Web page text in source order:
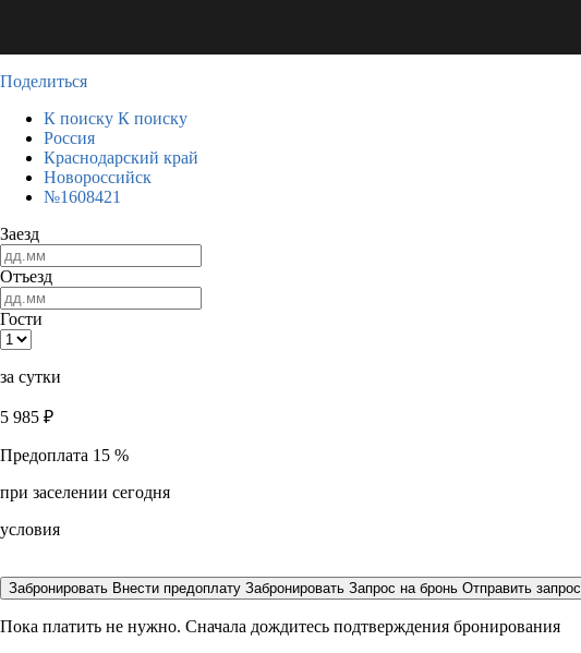
Поделиться
К поиску К поиску
Россия
Краснодарский край
Новороссийск
№1608421
Заезд
Отъезд
Гости
за сутки
5 985 ₽
Предоплата 15 %
при заселении сегодня
условия
Забронировать Внести предоплату Забронировать Запрос на бронь Отправить запрос
Пока платить не нужно. Сначала дождитесь подтверждения бронирования